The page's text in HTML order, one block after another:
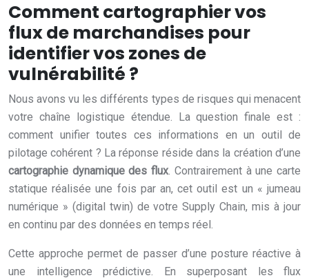
Comment cartographier vos
flux de marchandises pour
identifier vos zones de
vulnérabilité ?
Nous avons vu les différents types de risques qui menacent
votre chaîne logistique étendue. La question finale est :
comment unifier toutes ces informations en un outil de
pilotage cohérent ? La réponse réside dans la création d’une
cartographie dynamique des flux. Contrairement à une carte
statique réalisée une fois par an, cet outil est un « jumeau
numérique » (digital twin) de votre Supply Chain, mis à jour
en continu par des données en temps réel.
Cette approche permet de passer d’une posture réactive à
une intelligence prédictive. En superposant les flux